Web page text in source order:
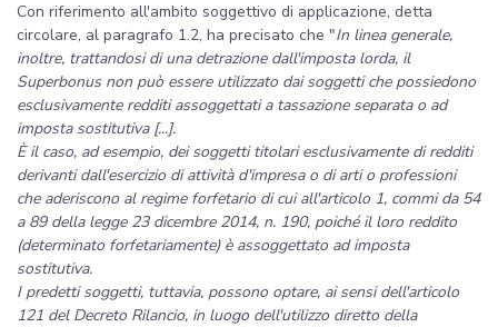
Con riferimento all'ambito soggettivo di applicazione, detta
circolare, al paragrafo 1.2, ha precisato che "In linea generale,
inoltre, trattandosi di una detrazione dall'imposta lorda, il
Superbonus non può essere utilizzato dai soggetti che possiedono
esclusivamente redditi assoggettati a tassazione separata o ad
imposta sostitutiva [...].
È il caso, ad esempio, dei soggetti titolari esclusivamente di redditi
derivanti dall'esercizio di attività d'impresa o di arti o professioni
che aderiscono al regime forfetario di cui all'articolo 1, commi da 54
a 89 della legge 23 dicembre 2014, n. 190, poiché il loro reddito
(determinato forfetariamente) è assoggettato ad imposta
sostitutiva.
I predetti soggetti, tuttavia, possono optare, ai sensi dell'articolo
121 del Decreto Rilancio, in luogo dell'utilizzo diretto della